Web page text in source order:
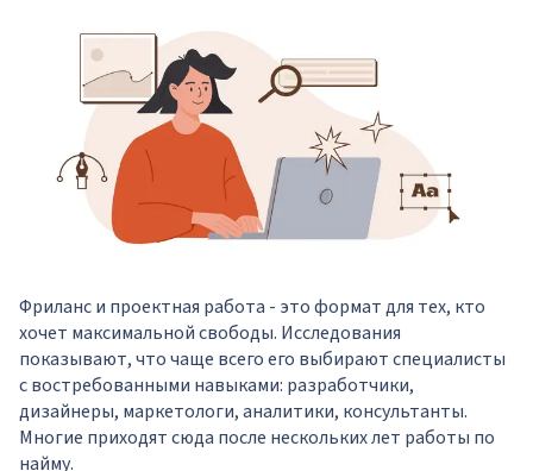
Фриланс и проектная работа - это формат для тех, кто
хочет максимальной свободы. Исследования
показывают, что чаще всего его выбирают специалисты
с востребованными навыками: разработчики,
дизайнеры, маркетологи, аналитики, консультанты.
Многие приходят сюда после нескольких лет работы по
найму.